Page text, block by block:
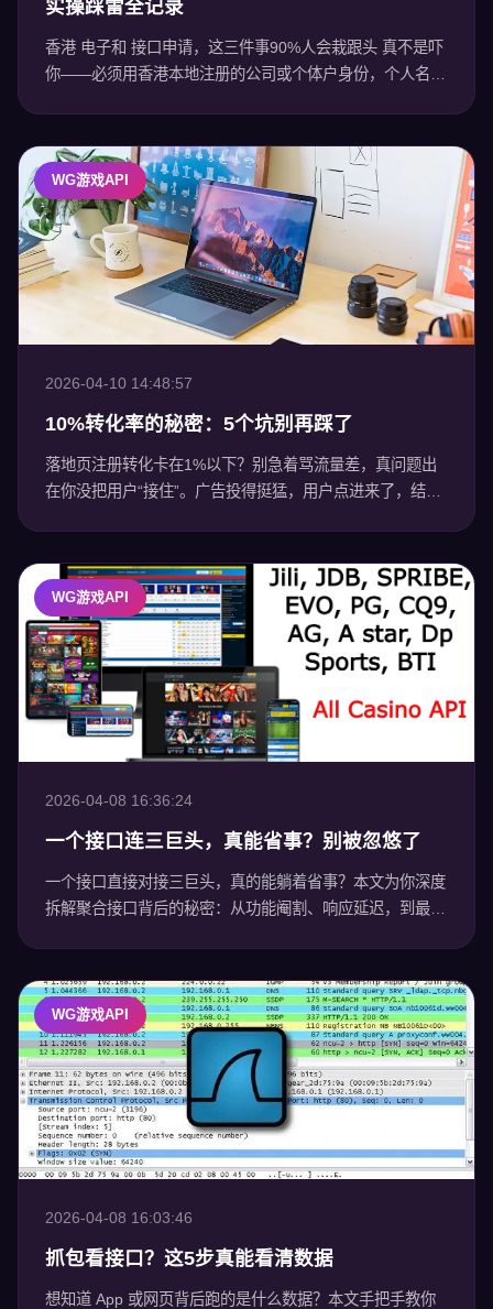
实操踩雷全记录
香港 电子和 接口申请，这三件事90%人会栽跟头 真不是吓
你——必须用香港本地注册的公司或个体户身份，个人名义
WG游戏API
2026-04-10 14:48:57
10%转化率的秘密：5个坑别再踩了
落地页注册转化卡在1%以下？别急着骂流量差，真问题出
在你没把用户“接住”。广告投得挺猛，用户点进来了，结果
WG游戏API
2026-04-08 16:36:24
一个接口连三巨头，真能省事？别被忽悠了
一个接口直接对接三巨头，真的能躺着省事？本文为你深度
拆解聚合接口背后的秘密：从功能阉割、响应延迟，到最致
WG游戏API
2026-04-08 16:03:46
抓包看接口？这5步真能看清数据
想知道 App 或网页背后跑的是什么数据？本文手把手教你